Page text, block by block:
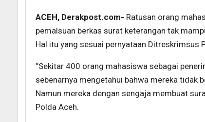
ACEH, Derakpost.com- Ratusan orang
pemalsuan berkas surat keterangan tak
Hal itu yang sesuai pernyataan Ditreskrimsus
“Sekitar 400 orang mahasiswa sebagai
sebenarnya mengetahui bahwa mereka tidak
Namun mereka dengan sengaja membuat
Polda Aceh.